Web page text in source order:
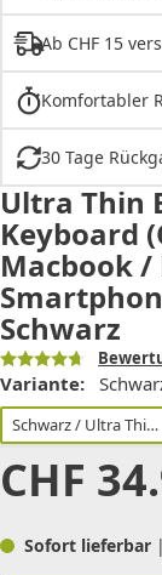
Ab CHF 15
Komfortabler
30 Tage
Ultra Thin
Keyboard
Macbook /
Schwarz
Variante:
Schwarz / Ultra Thin (QWERTZ / QWERTY)
CHF
Sofort lieferbar